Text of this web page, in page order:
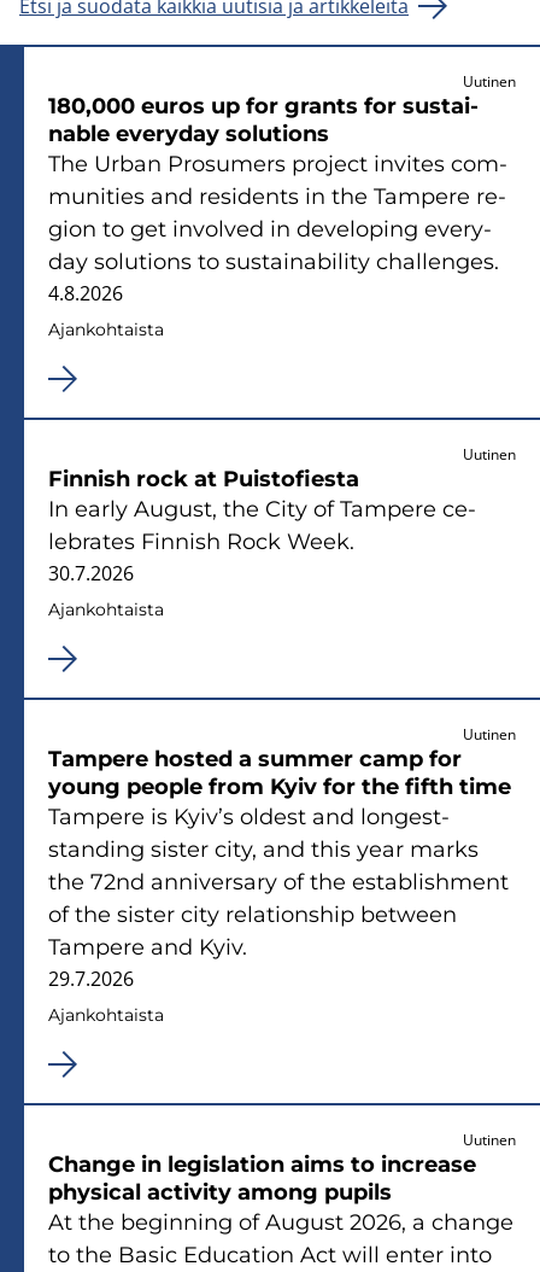
Etsi ja suodata kaikkia uutisia ja artikkeleita
Uutinen
180,000 euros up for grants for sus­tai­
nable eve­ry­day so­lu­tions
The Urban Pro­su­mers pro­ject in­vi­tes com­
mu­ni­ties and re­si­dents in the Tam­pe­re re­
gion to get in­vol­ved in de­ve­lo­ping eve­ry­
day so­lu­tions to sus­tai­na­bi­li­ty chal­len­ges.
4.8.2026
Ajan­koh­tais­ta
Uutinen
Fin­nish rock at Puis­to­fies­ta
In early Au­gust, the City of Tam­pe­re ce­
lebra­tes Fin­nish Rock Week.
30.7.2026
Ajan­koh­tais­ta
Uutinen
Tam­pe­re hos­ted a sum­mer camp for
young people from Kyiv for the fifth time
Tam­pe­re is Kyiv’s ol­dest and longest-​
standing sis­ter city, and this year marks
the 72nd an­ni­ver­sa­ry of the es­tablish­ment
of the sis­ter city re­la­tions­hip between
Tam­pe­re and Kyiv.
29.7.2026
Ajan­koh­tais­ta
Uutinen
Chan­ge in le­gis­la­tion aims to inc­rea­se
phy­sical ac­ti­vi­ty among pu­pils
At the be­gin­ning of Au­gust 2026, a chan­ge
to the Basic Educa­tion Act will enter into